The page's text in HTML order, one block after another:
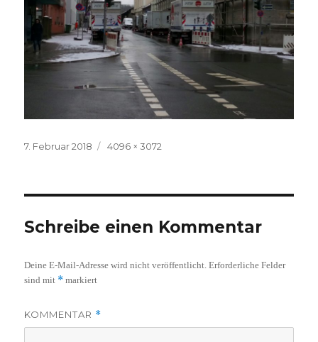
Veröffentlicht
7. Februar 2018
Volle
4096 × 3072
Schreibe einen Kommentar
Deine E-Mail-Adresse wird nicht veröffentlicht. Erforderliche Felder
sind mit * markiert
KOMMENTAR *